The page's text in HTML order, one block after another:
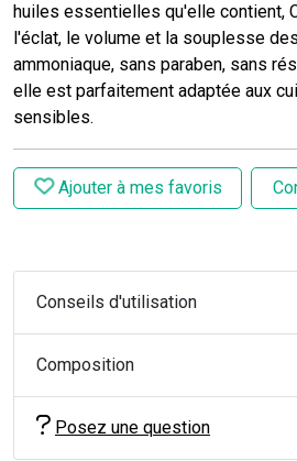
huiles essentielles qu'elle contient,
l'éclat, le volume et la souplesse
ammoniaque, sans paraben, sans
elle est parfaitement adaptée aux
sensibles.
Ajouter à mes favoris
Conseils d'utilisation
Composition
Posez une question